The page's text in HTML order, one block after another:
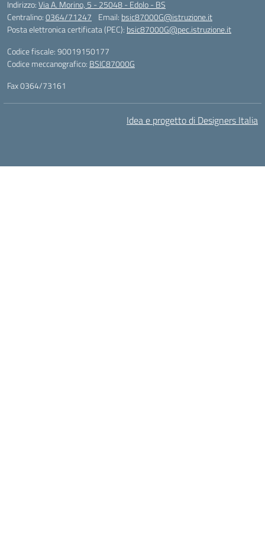
Indirizzo:Via A. Morino, 5 - 25048 - Edolo - BS
Centralino:0364/71247 Email: bsic87000G@istruzione.it
Posta elettronica certificata (PEC): bsic87000G@pec.istruzione.it
Codice fiscale: 90019150177
Codice meccanografico: BSIC87000G
Fax 0364/73161
Idea e progetto di Designers Italia